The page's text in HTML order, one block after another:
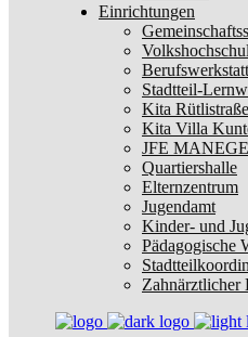
Einrichtungen
Berufswerkstatt
Stadtteil-
Kita Rütlistraße
Kita Villa
JFE MANEGE
Quartiershalle
Elternzentrum
Jugendamt
Kinder- und
Pädagogische
Zahnärztlicher